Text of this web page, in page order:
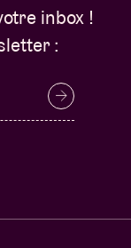
inbox !
: